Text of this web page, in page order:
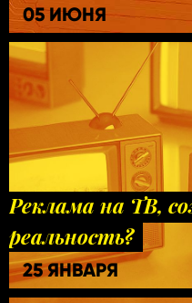
05 ИЮНЯ
Реклама на ТВ,
реальность?
25 ЯНВАРЯ